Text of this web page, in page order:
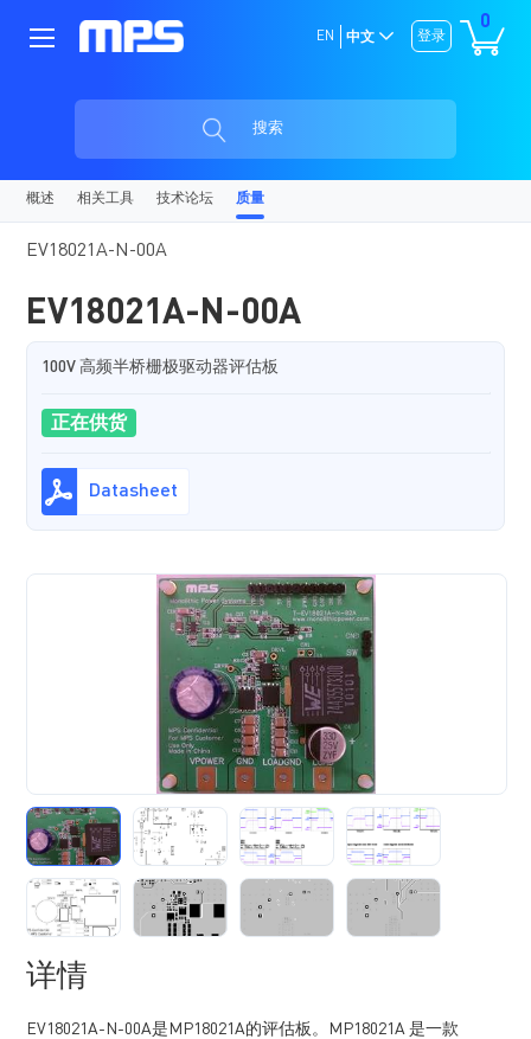
0
登录
EN 中文
搜索
概述 相关工具 技术论坛 质量
EV18021A-N-00A
EV18021A-N-00A
100V 高频半桥栅极驱动器评估板
正在供货
Datasheet
详情
EV18021A-N-00A是MP18021A的评估板。MP18021A 是一款